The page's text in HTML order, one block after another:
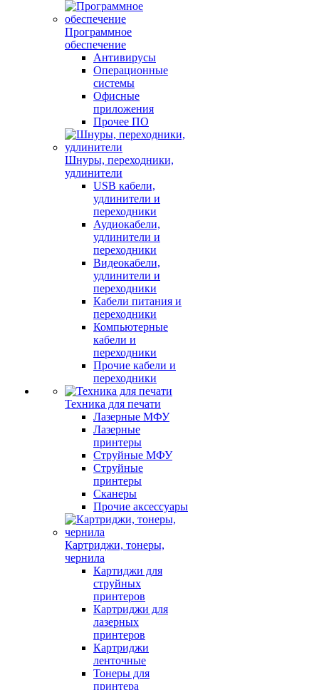
Программное
обеспечение
Антивирусы
Операционные
системы
Офисные
приложения
Прочее ПО
Шнуры, переходники,
удлинители
USB кабели,
удлинители и
переходники
Аудиокабели,
удлинители и
переходники
Видеокабели,
удлинители и
переходники
Кабели питания и
переходники
Компьютерные
кабели и
переходники
Прочие кабели и
переходники
Техника для печати
Лазерные МФУ
Лазерные
принтеры
Струйные МФУ
Струйные
принтеры
Сканеры
Прочие аксессуары
Картриджи, тонеры,
чернила
Картиджи для
струйных
принтеров
Картриджи для
лазерных
принтеров
Картриджи
ленточные
Тонеры для
принтера